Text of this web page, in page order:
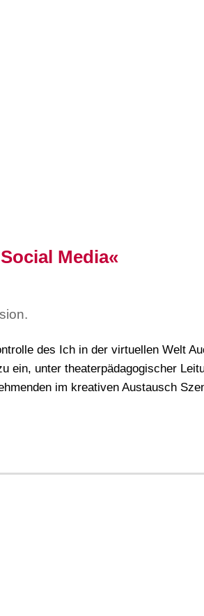
Media«
des Ich in der virtuellen Welt
ein, unter theaterpädagogischer
im kreativen Austausch